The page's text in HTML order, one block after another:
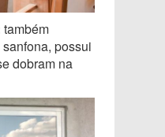
também
possui
dobram na